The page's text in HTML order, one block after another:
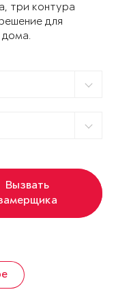
три контура
для
дома.
Вызвать